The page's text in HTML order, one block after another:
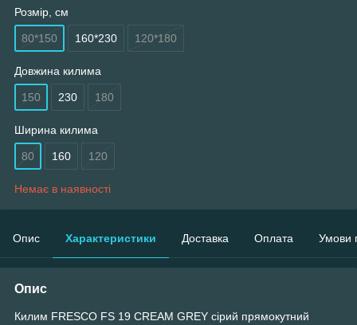
Розмір, см
80*150 160*230 120*180
Довжина килима
150 230 180
Ширина килима
80 160 120
Немає в наявності
Опис Характеристики Доставка Оплата Умови
Опис
Килим FRESCO FS 19 CREAM GREY сірий прямокутний